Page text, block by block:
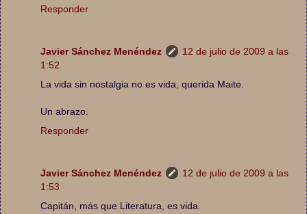
Responder
Javier Sánchez Menéndez
12 de julio de 2009 a las
1:52
La vida sin nostalgia no es vida, querida Maite.
Un abrazo.
Responder
Javier Sánchez Menéndez
12 de julio de 2009 a las
1:53
Capitán, más que Literatura, es vida.